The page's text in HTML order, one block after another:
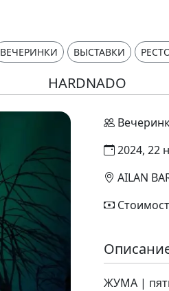
ВЕЧЕРИНКИ ВЫСТАВКИ
HARDNADO
2024, 22
AILAN
ЖУМА |